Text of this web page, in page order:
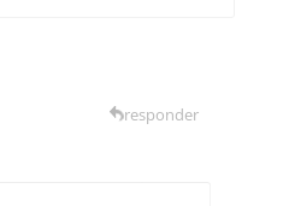
responder